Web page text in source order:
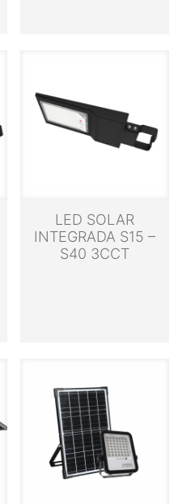
LED SOLAR
INTEGRADA S15 –
S40 3CCT